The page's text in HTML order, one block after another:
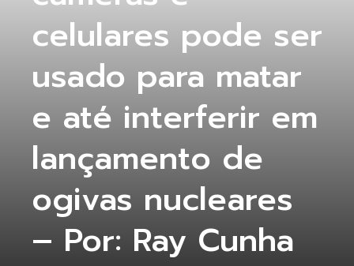
celulares pode ser
usado para matar
e até interferir em
lançamento de
ogivas nucleares
– Por: Ray Cunha